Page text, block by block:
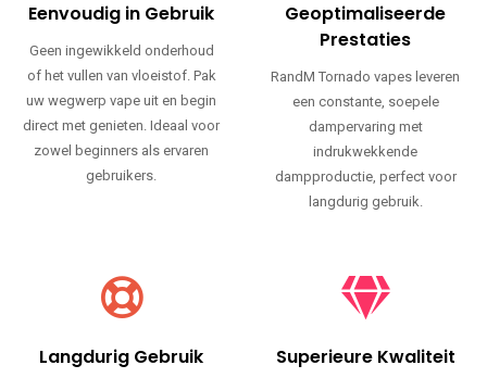
Eenvoudig in Gebruik
Geen ingewikkeld onderhoud
of het vullen van vloeistof. Pak
uw wegwerp vape uit en begin
direct met genieten. Ideaal voor
zowel beginners als ervaren
gebruikers.
Geoptimaliseerde
Prestaties
RandM Tornado vapes leveren
een constante, soepele
dampervaring met
indrukwekkende
dampproductie, perfect voor
langdurig gebruik.
Langdurig Gebruik Superieure Kwaliteit